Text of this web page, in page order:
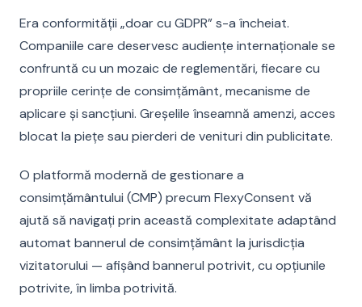
Era conformității „doar cu GDPR” s-a încheiat.
Companiile care deservesc audiențe internaționale se
confruntă cu un mozaic de reglementări, fiecare cu
propriile cerințe de consimțământ, mecanisme de
aplicare și sancțiuni. Greșelile înseamnă amenzi, acces
blocat la piețe sau pierderi de venituri din publicitate.
O platformă modernă de gestionare a
consimțământului (CMP) precum FlexyConsent vă
ajută să navigați prin această complexitate adaptând
automat bannerul de consimțământ la jurisdicția
vizitatorului — afișând bannerul potrivit, cu opțiunile
potrivite, în limba potrivită.